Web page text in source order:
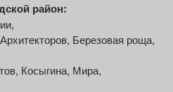
район:
Березовая роща,
Косыгина, Мира,